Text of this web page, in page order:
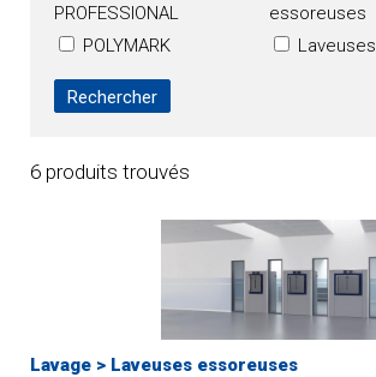
PROFESSIONAL
POLYMARK
essoreuses
Laveuses
6 produits trouvés
Lavage > Laveuses essoreuses